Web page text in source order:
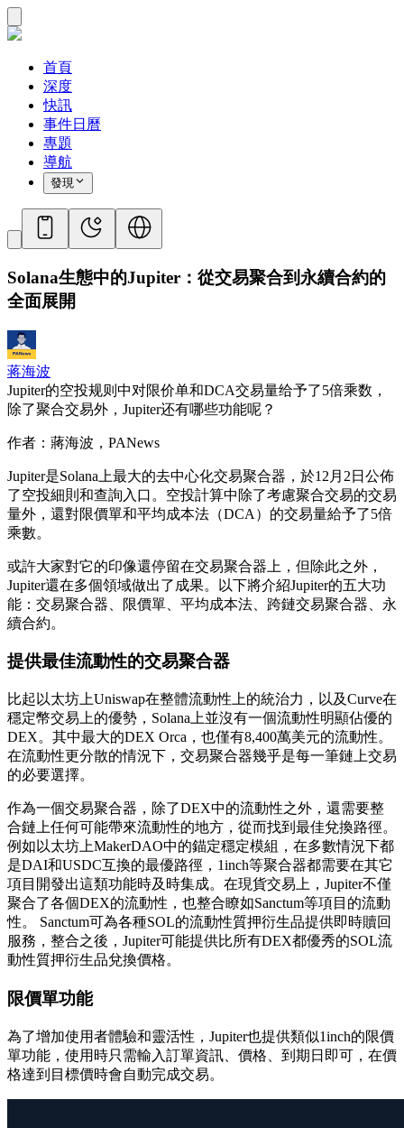
首頁
深度
快訊
事件日曆
專題
導航
發現
Solana生態中的Jupiter：從交易聚合到永續合約的
全面展開
蒋海波
Jupiter的空投规则中对限价单和DCA交易量给予了5倍乘数，
除了聚合交易外，Jupiter还有哪些功能呢？
作者：蔣海波，PANews
Jupiter是Solana上最大的去中心化交易聚合器，於12月2日公佈
了空投細則和查詢入口。空投計算中除了考慮聚合交易的交易
量外，還對限價單和平均成本法（DCA）的交易量給予了5倍
乘數。
或許大家對它的印像還停留在交易聚合器上，但除此之外，
Jupiter還在多個領域做出了成果。以下將介紹Jupiter的五大功
能：交易聚合器、限價單、平均成本法、跨鏈交易聚合器、永
續合約。
提供最佳流動性的交易聚合器
比起以太坊上Uniswap在整體流動性上的統治力，以及Curve在
穩定幣交易上的優勢，Solana上並沒有一個流動性明顯佔優的
DEX。其中最大的DEX Orca，也僅有8,400萬美元的流動性。
在流動性更分散的情況下，交易聚合器幾乎是每一筆鏈上交易
的必要選擇。
作為一個交易聚合器，除了DEX中的流動性之外，還需要整
合鏈上任何可能帶來流動性的地方，從而找到最佳兌換路徑。
例如以太坊上MakerDAO中的錨定穩定模組，在多數情況下都
是DAI和USDC互換的最優路徑，1inch等聚合器都需要在其它
項目開發出這類功能時及時集成。在現貨交易上，Jupiter不僅
聚合了各個DEX的流動性，也整合瞭如Sanctum等項目的流動
性。 Sanctum可為各種SOL的流動性質押衍生品提供即時贖回
服務，整合之後，Jupiter可能提供比所有DEX都優秀的SOL流
動性質押衍生品兌換價格。
限價單功能
為了增加使用者體驗和靈活性，Jupiter也提供類似1inch的限價
單功能，使用時只需輸入訂單資訊、價格、到期日即可，在價
格達到目標價時會自動完成交易。